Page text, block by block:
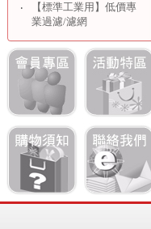
‧
【標準工業用】低價專
業過濾/濾網